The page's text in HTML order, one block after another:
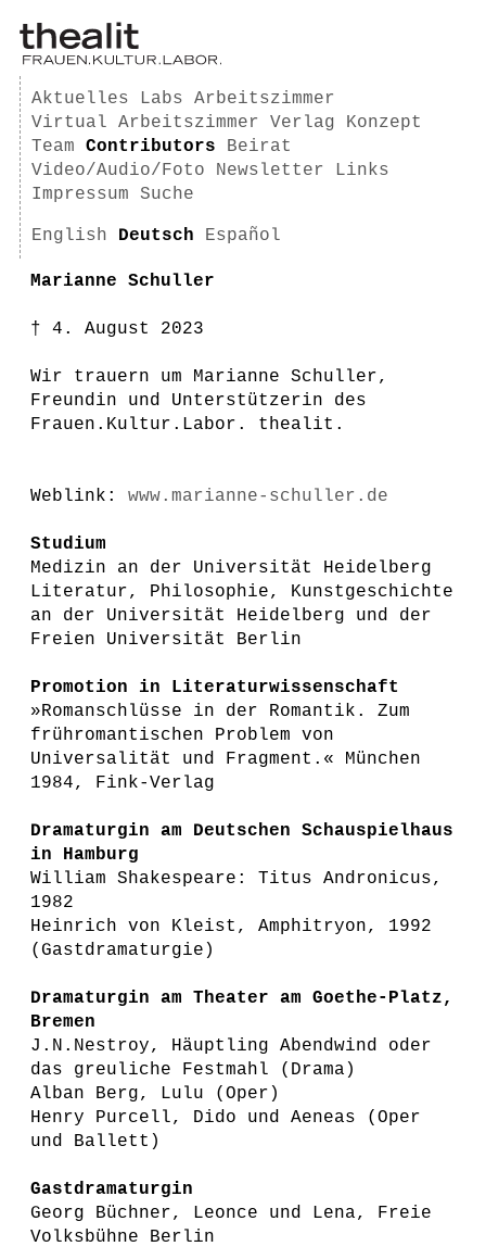
Aktuelles Labs
Arbeitszimmer
Virtual Arbeitszimmer
Verlag
Konzept
Team
Contributors
Beirat
Video/Audio/Foto
Newsletter
Links
Impressum
Suche
English Deutsch Español
Marianne Schuller
† 4. August 2023
Wir trauern um Marianne Schuller,
Freundin und Unterstützerin des
Frauen.Kultur.Labor. thealit.
Weblink: www.marianne-schuller.de
Studium
Medizin an der Universität Heidelberg
Literatur, Philosophie, Kunstgeschichte
an der Universität Heidelberg und der
Freien Universität Berlin
Promotion in Literaturwissenschaft
»Romanschlüsse in der Romantik. Zum
frühromantischen Problem von
Universalität und Fragment.« München
1984, Fink-Verlag
Dramaturgin am Deutschen Schauspielhaus
in Hamburg
William Shakespeare: Titus Andronicus,
1982
Heinrich von Kleist, Amphitryon, 1992
(Gastdramaturgie)
Dramaturgin am Theater am Goethe-Platz,
Bremen
J.N.Nestroy, Häuptling Abendwind oder
das greuliche Festmahl (Drama)
Alban Berg, Lulu (Oper)
Henry Purcell, Dido und Aeneas (Oper
und Ballett)
Gastdramaturgin
Georg Büchner, Leonce und Lena, Freie
Volksbühne Berlin